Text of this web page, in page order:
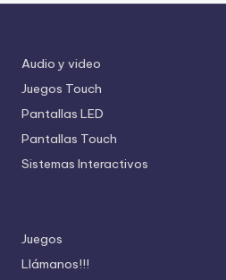
Audio y video
Juegos Touch
Pantallas LED
Pantallas Touch
Sistemas Interactivos
Juegos
Llámanos!!!